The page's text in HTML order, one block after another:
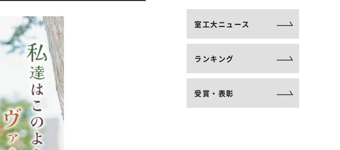
室工大ニュース
ランキング
受賞・表彰